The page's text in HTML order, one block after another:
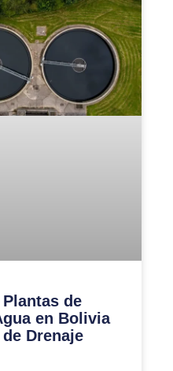
de
en Bolivia
Drenaje